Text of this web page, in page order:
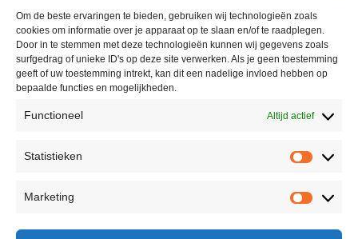
Om de beste ervaringen te bieden, gebruiken wij technologieën zoals
cookies om informatie over je apparaat op te slaan en/of te raadplegen.
Door in te stemmen met deze technologieën kunnen wij gegevens zoals
surfgedrag of unieke ID's op deze site verwerken. Als je geen toestemming
geeft of uw toestemming intrekt, kan dit een nadelige invloed hebben op
bepaalde functies en mogelijkheden.
Functioneel Altijd actief
Statistieken
Marketing
Winkel
Contact
Informatie
Privacyverklaring